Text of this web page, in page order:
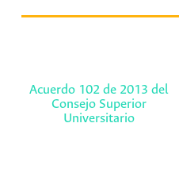
Acuerdo 102 de 2013 del
Consejo Superior
Universitario